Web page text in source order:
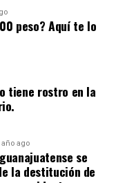
peso? Aquí te lo
tiene rostro en la
año ago
se
la destitución de